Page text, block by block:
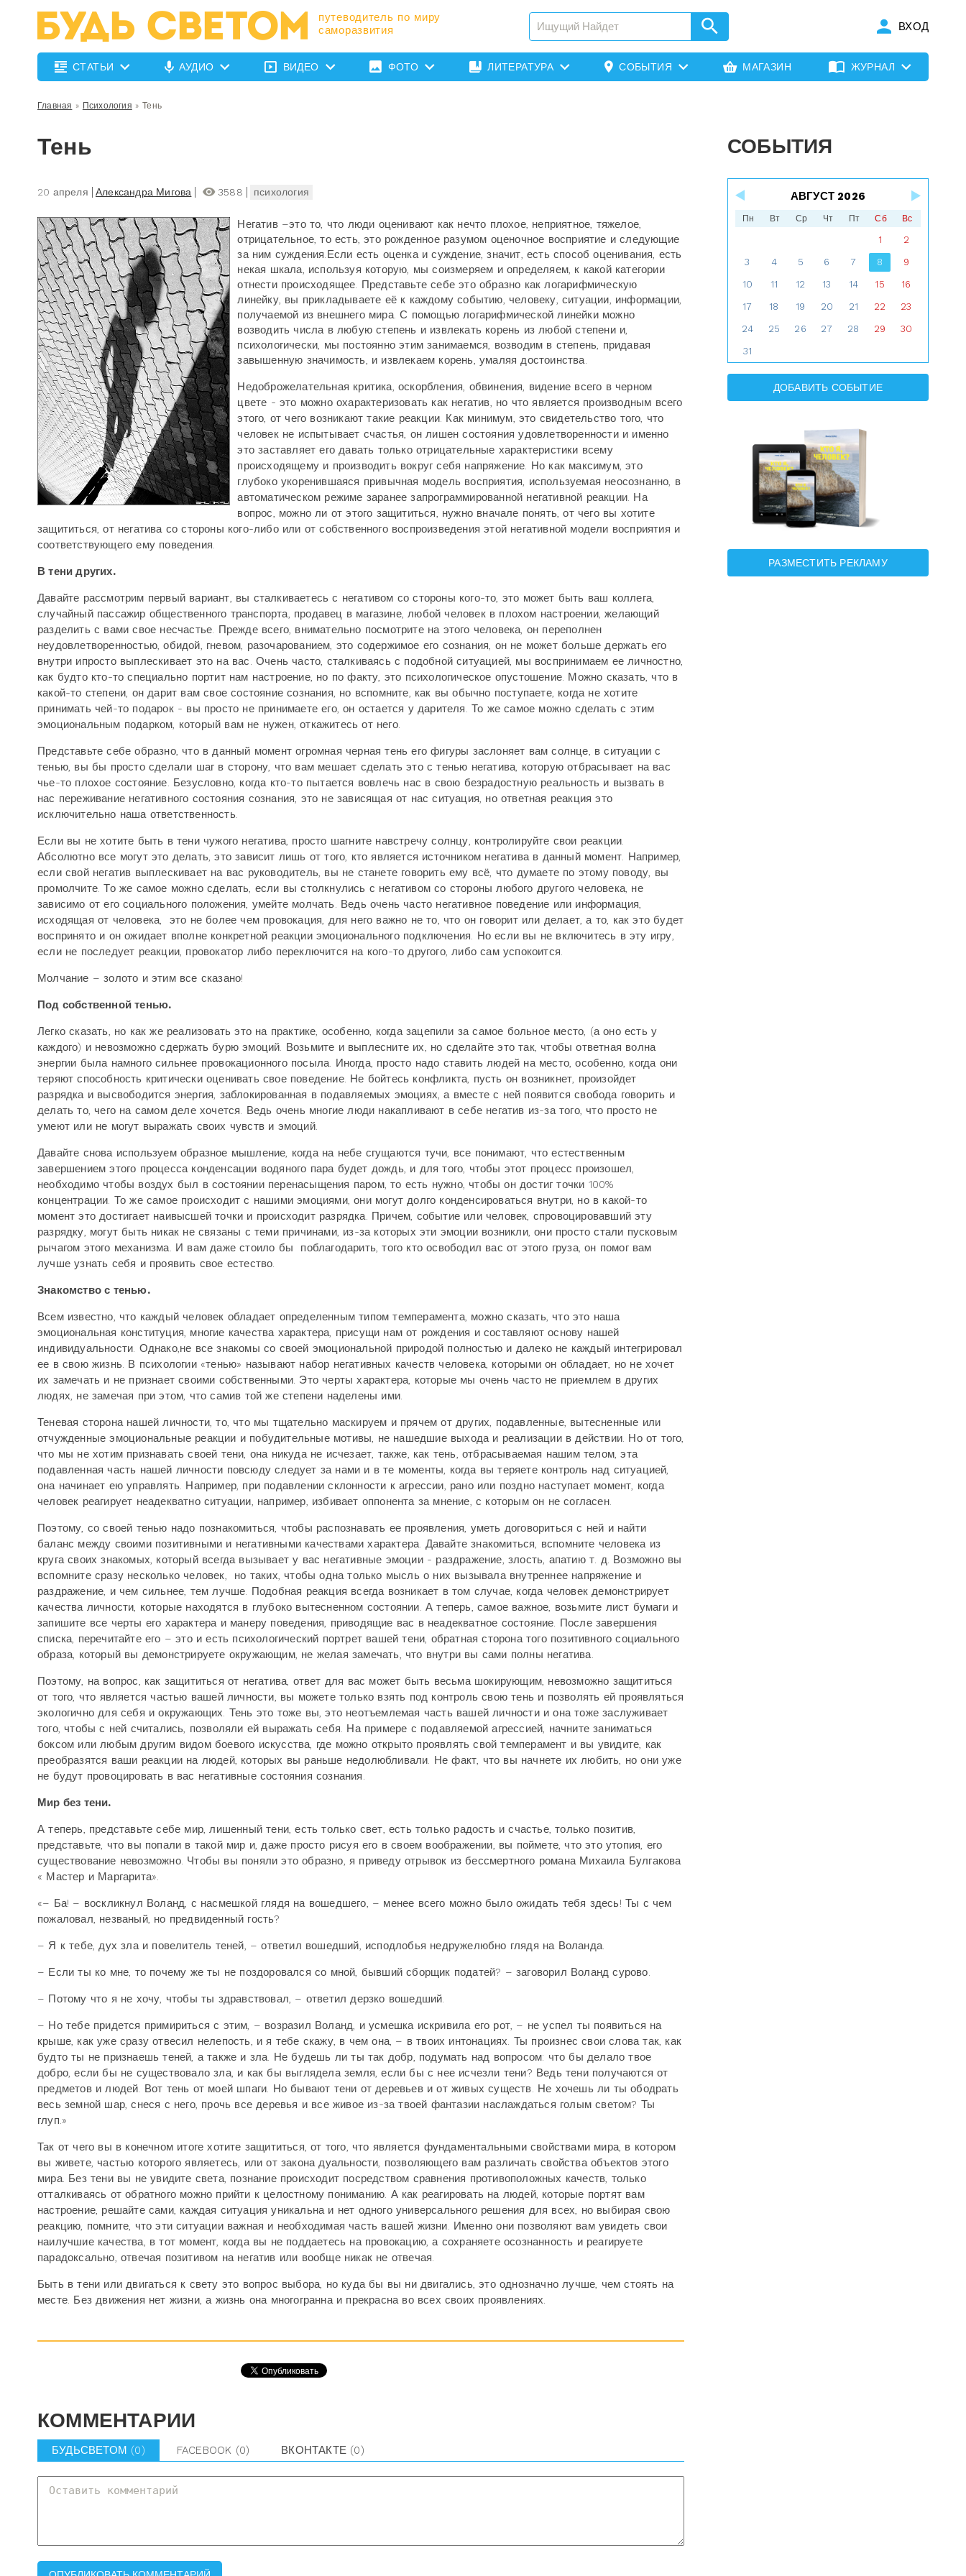
путеводитель по миру
саморазвития
ВХОД
СТАТЬИ АУДИО ВИДЕО ФОТО ЛИТЕРАТУРА СОБЫТИЯ МАГАЗИН ЖУРНАЛ
Главная » Психология » Тень
Тень
20 апреля Александра Мигова 3588 психология
Негатив –это то, что люди оценивают как нечто плохое, неприятное, тяжелое,
отрицательное, то есть, это рожденное разумом оценочное восприятие и следующие
за ним суждения.Если есть оценка и суждение, значит, есть способ оценивания, есть
некая шкала, используя которую, мы соизмеряем и определяем, к какой категории
отнести происходящее. Представьте себе это образно как логарифмическую
линейку, вы прикладываете её к каждому событию, человеку, ситуации, информации,
получаемой из внешнего мира. С помощью логарифмической линейки можно
возводить числа в любую степень и извлекать корень из любой степени и,
психологически, мы постоянно этим занимаемся, возводим в степень, придавая
завышенную значимость, и извлекаем корень, умаляя достоинства.
Недоброжелательная критика, оскорбления, обвинения, видение всего в черном
цвете - это можно охарактеризовать как негатив, но что является производным всего
этого, от чего возникают такие реакции. Как минимум, это свидетельство того, что
человек не испытывает счастья, он лишен состояния удовлетворенности и именно
это заставляет его давать только отрицательные характеристики всему
происходящему и производить вокруг себя напряжение. Но как максимум, это
глубоко укоренившаяся привычная модель восприятия, используемая неосознанно, в
автоматическом режиме заранее запрограммированной негативной реакции. На
вопрос, можно ли от этого защититься, нужно вначале понять, от чего вы хотите
защититься, от негатива со стороны кого-либо или от собственного воспроизведения этой негативной модели восприятия и
соответствующего ему поведения.
В тени других.
Давайте рассмотрим первый вариант, вы сталкиваетесь с негативом со стороны кого-то, это может быть ваш коллега,
случайный пассажир общественного транспорта, продавец в магазине, любой человек в плохом настроении, желающий
разделить с вами свое несчастье. Прежде всего, внимательно посмотрите на этого человека, он переполнен
неудовлетворенностью, обидой, гневом, разочарованием, это содержимое его сознания, он не может больше держать его
внутри ипросто выплескивает это на вас. Очень часто, сталкиваясь с подобной ситуацией, мы воспринимаем ее личностно,
как будто кто-то специально портит нам настроение, но по факту, это психологическое опустошение. Можно сказать, что в
какой-то степени, он дарит вам свое состояние сознания, но вспомните, как вы обычно поступаете, когда не хотите
принимать чей-то подарок - вы просто не принимаете его, он остается у дарителя. То же самое можно сделать с этим
эмоциональным подарком, который вам не нужен, откажитесь от него.
Представьте себе образно, что в данный момент огромная черная тень его фигуры заслоняет вам солнце, в ситуации с
тенью, вы бы просто сделали шаг в сторону, что вам мешает сделать это с тенью негатива, которую отбрасывает на вас
чье-то плохое состояние. Безусловно, когда кто-то пытается вовлечь нас в свою безрадостную реальность и вызвать в
нас переживание негативного состояния сознания, это не зависящая от нас ситуация, но ответная реакция это
исключительно наша ответственность.
Если вы не хотите быть в тени чужого негатива, просто шагните навстречу солнцу, контролируйте свои реакции.
Абсолютно все могут это делать, это зависит лишь от того, кто является источником негатива в данный момент. Например,
если свой негатив выплескивает на вас руководитель, вы не станете говорить ему всё, что думаете по этому поводу, вы
промолчите. То же самое можно сделать, если вы столкнулись с негативом со стороны любого другого человека, не
зависимо от его социального положения, умейте молчать. Ведь очень часто негативное поведение или информация,
исходящая от человека, это не более чем провокация, для него важно не то, что он говорит или делает, а то, как это будет
воспринято и он ожидает вполне конкретной реакции эмоционального подключения. Но если вы не включитесь в эту игру,
если не последует реакции, провокатор либо переключится на кого-то другого, либо сам успокоится.
Молчание – золото и этим все сказано!
Под собственной тенью.
Легко сказать, но как же реализовать это на практике, особенно, когда зацепили за самое больное место, (а оно есть у
каждого) и невозможно сдержать бурю эмоций. Возьмите и выплесните их, но сделайте это так, чтобы ответная волна
энергии была намного сильнее провокационного посыла. Иногда, просто надо ставить людей на место, особенно, когда они
теряют способность критически оценивать свое поведение. Не бойтесь конфликта, пусть он возникнет, произойдет
разрядка и высвободится энергия, заблокированная в подавляемых эмоциях, а вместе с ней появится свобода говорить и
делать то, чего на самом деле хочется. Ведь очень многие люди накапливают в себе негатив из-за того, что просто не
умеют или не могут выражать своих чувств и эмоций.
Давайте снова используем образное мышление, когда на небе сгущаются тучи, все понимают, что естественным
завершением этого процесса конденсации водяного пара будет дождь, и для того, чтобы этот процесс произошел,
необходимо чтобы воздух был в состоянии перенасыщения паром, то есть нужно, чтобы он достиг точки 100%
концентрации. То же самое происходит с нашими эмоциями, они могут долго конденсироваться внутри, но в какой-то
момент это достигает наивысшей точки и происходит разрядка. Причем, событие или человек, спровоцировавший эту
разрядку, могут быть никак не связаны с теми причинами, из-за которых эти эмоции возникли, они просто стали пусковым
рычагом этого механизма. И вам даже стоило бы поблагодарить, того кто освободил вас от этого груза, он помог вам
лучше узнать себя и проявить свое естество.
Знакомство с тенью.
Всем известно, что каждый человек обладает определенным типом темперамента, можно сказать, что это наша
эмоциональная конституция, многие качества характера, присущи нам от рождения и составляют основу нашей
индивидуальности. Однако,не все знакомы со своей эмоциональной природой полностью и далеко не каждый интегрировал
ее в свою жизнь. В психологии «тенью» называют набор негативных качеств человека, которыми он обладает, но не хочет
их замечать и не признает своими собственными. Это черты характера, которые мы очень часто не приемлем в других
людях, не замечая при этом, что самив той же степени наделены ими.
Теневая сторона нашей личности, то, что мы тщательно маскируем и прячем от других, подавленные, вытесненные или
отчужденные эмоциональные реакции и побудительные мотивы, не нашедшие выхода и реализации в действии. Но от того,
что мы не хотим признавать своей тени, она никуда не исчезает, также, как тень, отбрасываемая нашим телом, эта
подавленная часть нашей личности повсюду следует за нами и в те моменты, когда вы теряете контроль над ситуацией,
она начинает ею управлять. Например, при подавлении склонности к агрессии, рано или поздно наступает момент, когда
человек реагирует неадекватно ситуации, например, избивает оппонента за мнение, с которым он не согласен.
Поэтому, со своей тенью надо познакомиться, чтобы распознавать ее проявления, уметь договориться с ней и найти
баланс между своими позитивными и негативными качествами характера. Давайте знакомиться, вспомните человека из
круга своих знакомых, который всегда вызывает у вас негативные эмоции - раздражение, злость, апатию т. д. Возможно вы
вспомните сразу несколько человек, но таких, чтобы одна только мысль о них вызывала внутреннее напряжение и
раздражение, и чем сильнее, тем лучше. Подобная реакция всегда возникает в том случае, когда человек демонстрирует
качества личности, которые находятся в глубоко вытесненном состоянии. А теперь, самое важное, возьмите лист бумаги и
запишите все черты его характера и манеру поведения, приводящие вас в неадекватное состояние. После завершения
списка, перечитайте его – это и есть психологический портрет вашей тени, обратная сторона того позитивного социального
образа, который вы демонстрируете окружающим, не желая замечать, что внутри вы сами полны негатива.
Поэтому, на вопрос, как защититься от негатива, ответ для вас может быть весьма шокирующим, невозможно защититься
от того, что является частью вашей личности, вы можете только взять под контроль свою тень и позволять ей проявляться
экологично для себя и окружающих. Тень это тоже вы, это неотъемлемая часть вашей личности и она тоже заслуживает
того, чтобы с ней считались, позволяли ей выражать себя. На примере с подавляемой агрессией, начните заниматься
боксом или любым другим видом боевого искусства, где можно открыто проявлять свой темперамент и вы увидите, как
преобразятся ваши реакции на людей, которых вы раньше недолюбливали. Не факт, что вы начнете их любить, но они уже
не будут провоцировать в вас негативные состояния сознания.
Мир без тени.
А теперь, представьте себе мир, лишенный тени, есть только свет, есть только радость и счастье, только позитив,
представьте, что вы попали в такой мир и, даже просто рисуя его в своем воображении, вы поймете, что это утопия, его
существование невозможно. Чтобы вы поняли это образно, я приведу отрывок из бессмертного романа Михаила Булгакова
« Мастер и Маргарита».
«– Ба! – воскликнул Воланд, с насмешкой глядя на вошедшего, – менее всего можно было ожидать тебя здесь! Ты с чем
пожаловал, незваный, но предвиденный гость?
– Я к тебе, дух зла и повелитель теней, – ответил вошедший, исподлобья недружелюбно глядя на Воланда.
– Если ты ко мне, то почему же ты не поздоровался со мной, бывший сборщик податей? – заговорил Воланд сурово.
– Потому что я не хочу, чтобы ты здравствовал, – ответил дерзко вошедший.
– Но тебе придется примириться с этим, – возразил Воланд, и усмешка искривила его рот, – не успел ты появиться на
крыше, как уже сразу отвесил нелепость, и я тебе скажу, в чем она, – в твоих интонациях. Ты произнес свои слова так, как
будто ты не признаешь теней, а также и зла. Не будешь ли ты так добр, подумать над вопросом: что бы делало твое
добро, если бы не существовало зла, и как бы выглядела земля, если бы с нее исчезли тени? Ведь тени получаются от
предметов и людей. Вот тень от моей шпаги. Но бывают тени от деревьев и от живых существ. Не хочешь ли ты ободрать
весь земной шар, снеся с него, прочь все деревья и все живое из-за твоей фантазии наслаждаться голым светом? Ты
глуп.»
Так от чего вы в конечном итоге хотите защититься, от того, что является фундаментальными свойствами мира, в котором
вы живете, частью которого являетесь, или от закона дуальности, позволяющего вам различать свойства объектов этого
мира. Без тени вы не увидите света, познание происходит посредством сравнения противоположных качеств, только
отталкиваясь от обратного можно прийти к целостному пониманию. А как реагировать на людей, которые портят вам
настроение, решайте сами, каждая ситуация уникальна и нет одного универсального решения для всех, но выбирая свою
реакцию, помните, что эти ситуации важная и необходимая часть вашей жизни. Именно они позволяют вам увидеть свои
наилучшие качества, в тот момент, когда вы не поддаетесь на провокацию, а сохраняете осознанность и реагируете
парадоксально, отвечая позитивом на негатив или вообще никак не отвечая.
Быть в тени или двигаться к свету это вопрос выбора, но куда бы вы ни двигались, это однозначно лучше, чем стоять на
месте. Без движения нет жизни, а жизнь она многогранна и прекрасна во всех своих проявлениях.
КОММЕНТАРИИ
БУДЬСВЕТОМ (0) FACEBOOK (0) ВКОНТАКТЕ (0)
СОБЫТИЯ
АВГУСТ 2026
Пн Вт Ср Чт Пт Сб Вс
1 2
3 4 5 6 7 8 9
10 11 12 13 14 15 16
17 18 19 20 21 22 23
24 25 26 27 28 29 30
31
ДОБАВИТЬ СОБЫТИЕ
РАЗМЕСТИТЬ РЕКЛАМУ